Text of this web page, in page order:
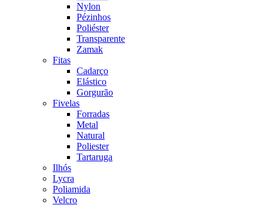
Nylon
Pézinhos
Poliéster
Transparente
Zamak
Fitas
Cadarço
Elástico
Gorgurão
Fivelas
Forradas
Metal
Natural
Poliester
Tartaruga
Ilhós
Lycra
Poliamida
Velcro